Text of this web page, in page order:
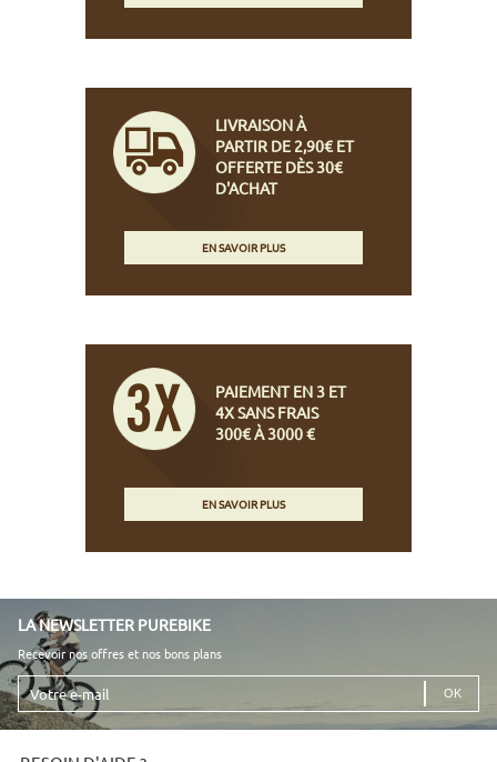
LIVRAISON À
PARTIR DE 2,90€ ET
OFFERTE DÈS 30€
D'ACHAT
EN SAVOIR PLUS
PAIEMENT EN 3 ET
4X SANS FRAIS
300€ À 3000 €
EN SAVOIR PLUS
LA NEWSLETTER PUREBIKE
Recevoir nos offres et nos bons plans
Votre
e-
mail